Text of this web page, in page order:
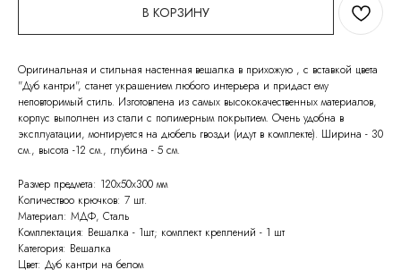
В КОРЗИНУ
Оригинальная и стильная настенная вешалка в прихожую , с вставкой цвета
"Дуб кантри", станет украшением любого интерьера и придаст ему
неповторимый стиль. Изготовлена из самых высококачественных материалов,
корпус выполнен из стали с полимерным покрытием. Очень удобна в
эксплуатации, монтируется на дюбель гвозди (идут в комплекте). Ширина - 30
см., высота -12 см., глубина - 5 см.
Размер предмета: 120х50х300 мм
Количествоо крючков: 7 шт.
Материал: МДФ, Сталь
Комплектация: Вешалка - 1шт; комплект креплений - 1 шт
Категория: Вешалка
Цвет: Дуб кантри на белом